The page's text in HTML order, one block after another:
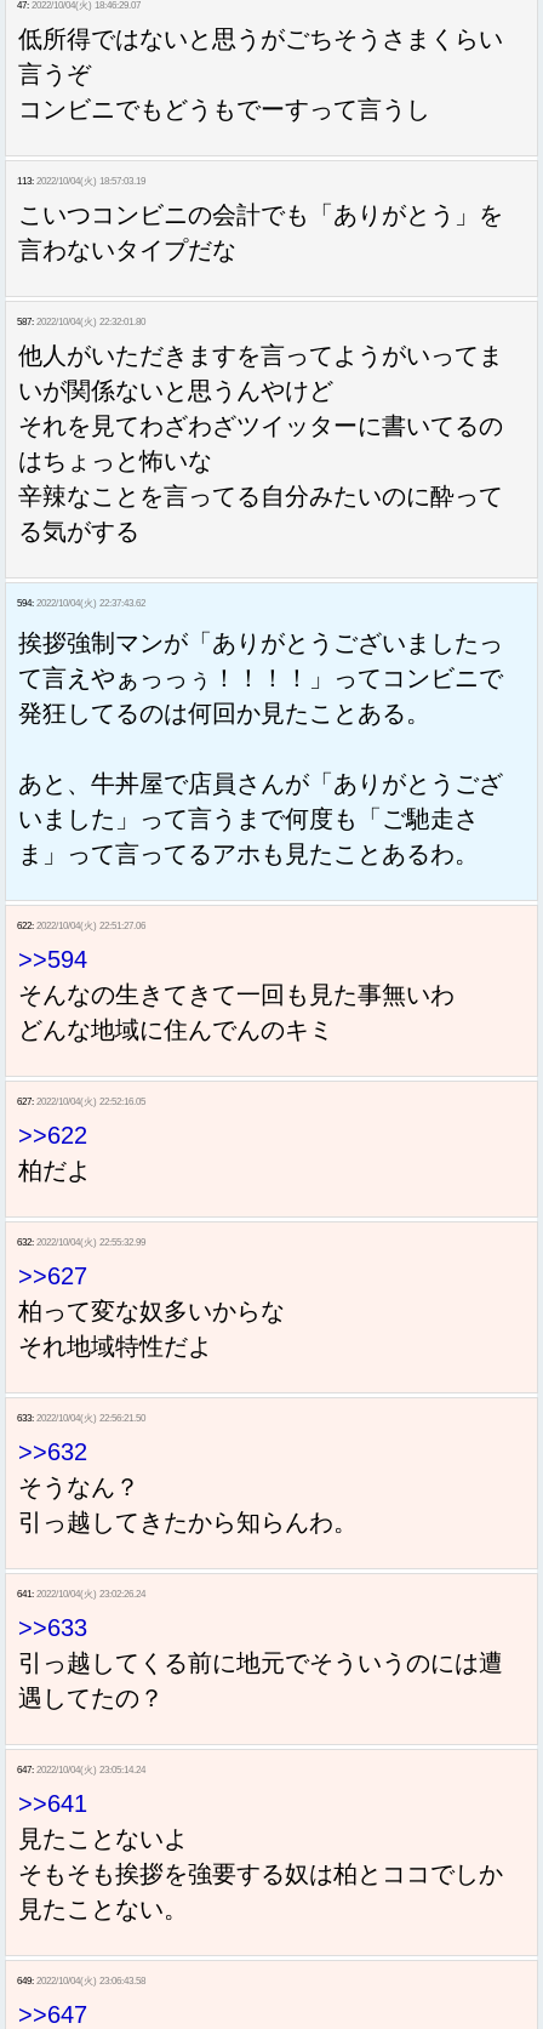
47: 2022/10/04(火) 18:46:29.07
低所得ではないと思うがごちそうさまくらい
言うぞ
コンビニでもどうもでーすって言うし
113: 2022/10/04(火) 18:57:03.19
こいつコンビニの会計でも「ありがとう」を
言わないタイプだな
587: 2022/10/04(火) 22:32:01.80
他人がいただきますを言ってようがいってま
いが関係ないと思うんやけど
それを見てわざわざツイッターに書いてるの
はちょっと怖いな
辛辣なことを言ってる自分みたいのに酔って
る気がする
594: 2022/10/04(火) 22:37:43.62
挨拶強制マンが「ありがとうございましたっ
て言えやぁっっぅ！！！！」ってコンビニで
発狂してるのは何回か見たことある。
あと、牛丼屋で店員さんが「ありがとうござ
いました」って言うまで何度も「ご馳走さ
ま」って言ってるアホも見たことあるわ。
622: 2022/10/04(火) 22:51:27.06
>>594
そんなの生きてきて一回も見た事無いわ
どんな地域に住んでんのキミ
627: 2022/10/04(火) 22:52:16.05
>>622
柏だよ
632: 2022/10/04(火) 22:55:32.99
>>627
柏って変な奴多いからな
それ地域特性だよ
633: 2022/10/04(火) 22:56:21.50
>>632
そうなん？
引っ越してきたから知らんわ。
641: 2022/10/04(火) 23:02:26.24
>>633
引っ越してくる前に地元でそういうのには遭
遇してたの？
647: 2022/10/04(火) 23:05:14.24
>>641
見たことないよ
そもそも挨拶を強要する奴は柏とココでしか
見たことない。
649: 2022/10/04(火) 23:06:43.58
>>647